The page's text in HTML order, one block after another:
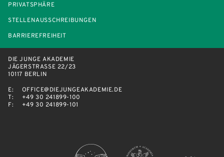
PRIVATSPHÄRE
STELLENAUSSCHREIBUNGEN
BARRIEREFREIHEIT
DIE JUNGE AKADEMIE
JÄGERSTRASSE 22/23
10117 BERLIN
E:
OFFICE@DIEJUNGEAKADEMIE.DE
T:
+49 30 241899-100
F:
+49 30 241899-101